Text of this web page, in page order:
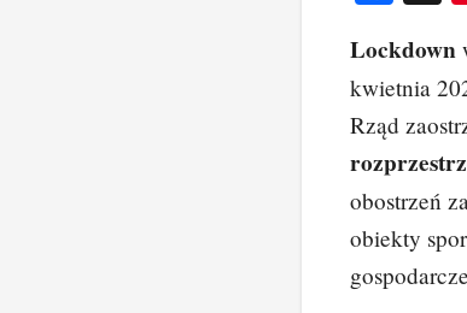
c
e
b
o
o
k
Lockdown
kwietnia
Rząd
obostrzeń
obiekty